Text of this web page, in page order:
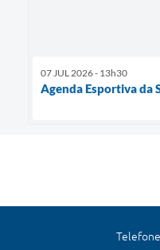
07 JUL 2026 - 13h30
Agenda Esportiva da